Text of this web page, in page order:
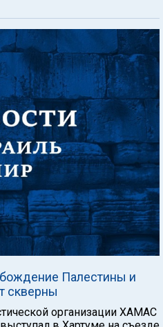
Палестины и
скверны
организации ХАМАС